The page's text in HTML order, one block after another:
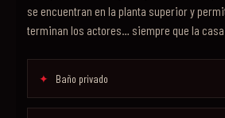
se encuentran en la planta superior y
terminan los actores… siempre que la
Baño privado